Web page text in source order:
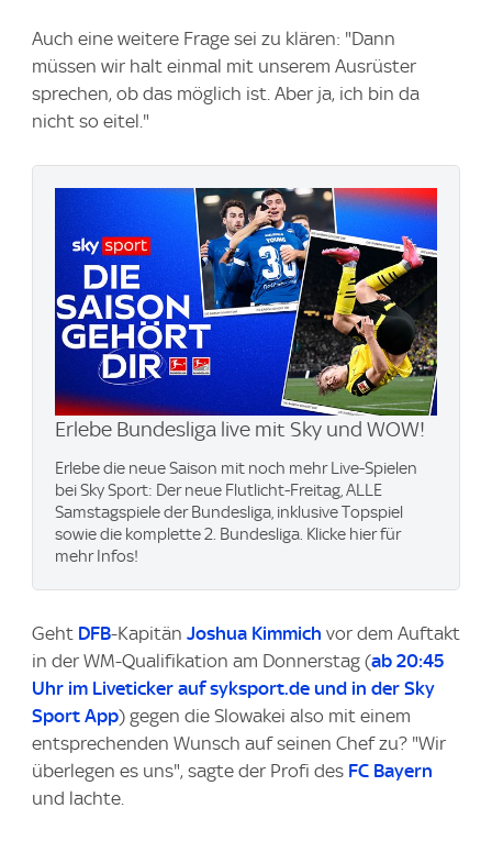
Auch eine weitere Frage sei zu klären: "Dann
müssen wir halt einmal mit unserem Ausrüster
sprechen, ob das möglich ist. Aber ja, ich bin da
nicht so eitel."
Erlebe Bundesliga live mit Sky und WOW​!
Erlebe die neue Saison mit noch mehr Live-Spielen
bei Sky Sport: Der neue Flutlicht-Freitag, ALLE
Samstagspiele der Bundesliga, inklusive Topspiel
sowie die komplette 2. Bundesliga. Klicke hier für
mehr Infos!
Geht DFB-Kapitän Joshua Kimmich vor dem Auftakt
in der WM-Qualifikation am Donnerstag (ab 20:45
Uhr im Liveticker auf syksport.de und in der Sky
Sport App) gegen die Slowakei also mit einem
entsprechenden Wunsch auf seinen Chef zu? "Wir
überlegen es uns", sagte der Profi des FC Bayern
und lachte.